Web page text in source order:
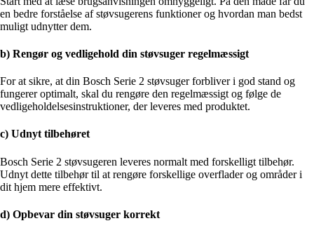
en bedre forståelse af støvsugerens funktioner og hvordan man bedst
muligt udnytter dem.
b) Rengør og vedligehold din støvsuger regelmæssigt
For at sikre, at din Bosch Serie 2 støvsuger forbliver i god stand og
fungerer optimalt, skal du rengøre den regelmæssigt og følge de
vedligeholdelsesinstruktioner, der leveres med produktet.
c) Udnyt tilbehøret
Bosch Serie 2 støvsugeren leveres normalt med forskelligt tilbehør.
Udnyt dette tilbehør til at rengøre forskellige overflader og områder i
dit hjem mere effektivt.
d) Opbevar din støvsuger korrekt